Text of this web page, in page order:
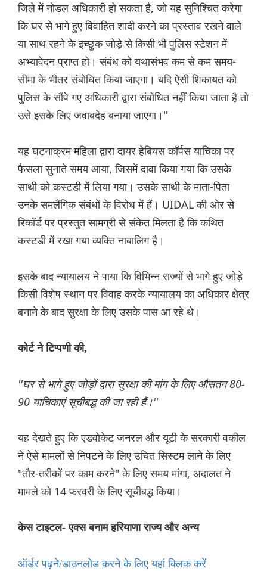
जिले में नोडल अधिकारी हो सकता है, जो यह सुनिश्चित करेगा
कि घर से भागे हुए विवाहित शादी करने का प्रस्ताव रखने वाले
या साथ रहने के इच्छुक जोड़े से किसी भी पुलिस स्टेशन में
अभ्यावेदन प्राप्त हो। संबंध को यथासंभव कम से कम समय-
सीमा के भीतर संबोधित किया जाएगा। यदि ऐसी शिकायत को
पुलिस के सौंपे गए अधिकारी द्वारा संबोधित नहीं किया जाता है तो
उसे इसके लिए जवाबदेह बनाया जाएगा।''
यह घटनाक्रम महिला द्वारा दायर हेबियस कॉर्पस याचिका पर
फैसला सुनाते समय आया, जिसमें दावा किया गया कि उसके
साथी को कस्टडी में लिया गया। उसके साथी के माता-पिता
उनके समलैंगिक संबंधों के विरोध में हैं। UIDAL की ओर से
रिकॉर्ड पर प्रस्तुत सामग्री से संकेत मिलता है कि कथित
कस्टडी में रखा गया व्यक्ति नाबालिग है।
इसके बाद न्यायालय ने पाया कि विभिन्न राज्यों से भागे हुए जोड़े
किसी विशेष स्थान पर विवाह करके न्यायालय का अधिकार क्षेत्र
बनाने के बाद सुरक्षा के लिए उसके पास आ रहे थे।
कोर्ट ने टिप्पणी की,
''घर से भागे हुए जोड़ों द्वारा सुरक्षा की मांग के लिए औसतन 80-
90 याचिकाएं सूचीबद्ध की जा रही हैं।''
यह देखते हुए कि एडवोकेट जनरल और यूटी के सरकारी वकील
ने ऐसे मामलों से निपटने के लिए उचित सिस्टम लाने के लिए
"तौर-तरीकों पर काम करने" के लिए समय मांगा, अदालत ने
मामले को 14 फरवरी के लिए सूचीबद्ध किया।
केस टाइटल- एक्स बनाम हरियाणा राज्य और अन्य
ऑर्डर पढ़ने/डाउनलोड करने के लिए यहां क्लिक करें